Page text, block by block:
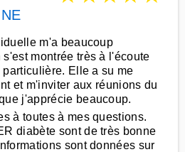
m'a beaucoup
montrée très à l'écoute
Elle a su me
et m'inviter aux réunions du
j'apprécie beaucoup.
à toutes à mes questions.
diabète sont de très bonne
sont données sur